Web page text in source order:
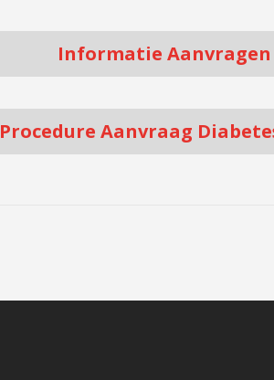
Informatie Aanvragen
Procedure Aanvraag